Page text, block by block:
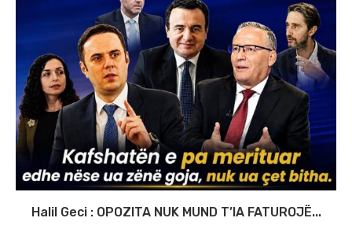
Halil Geci : OPOZITA NUK MUND T’IA FATUROJË...